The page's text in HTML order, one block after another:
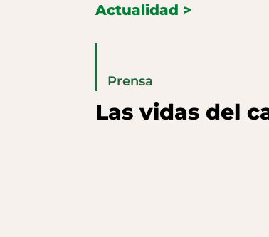
Actualidad >
Prensa
Las vidas del